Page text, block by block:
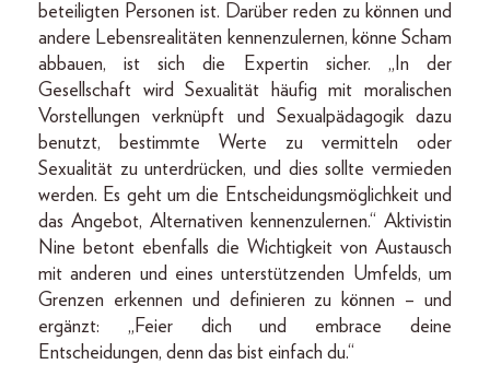
beteiligten Personen ist. Darüber reden zu können und
andere Lebensrealitäten kennenzulernen, könne Scham
abbauen, ist sich die Expertin sicher. „In der
Gesellschaft wird Sexualität häufig mit moralischen
Vorstellungen verknüpft und Sexualpädagogik dazu
benutzt, bestimmte Werte zu vermitteln oder
Sexualität zu unterdrücken, und dies sollte vermieden
werden. Es geht um die Entscheidungsmöglichkeit und
das Angebot, Alternativen kennenzulernen.“ Aktivistin
Nine betont ebenfalls die Wichtigkeit von Austausch
mit anderen und eines unterstützenden Umfelds, um
Grenzen erkennen und definieren zu können – und
ergänzt: „Feier dich und embrace deine
Entscheidungen, denn das bist einfach du.“